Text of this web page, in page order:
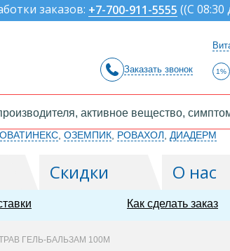
заказов: +7-700-911-5555 ((С 08:30
Заказать звонок 1%
ОЗЕМПИК РОВАХОЛ ДИАДЕРМ
Скидки О нас
Как сделать заказ
ГЕЛЬ-БАЛЬЗАМ 100М